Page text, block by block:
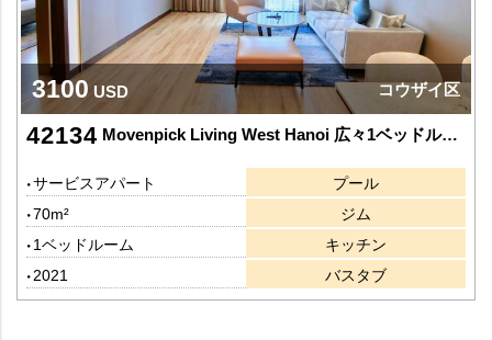
3100 USD コウザイ区
42134 Movenpick Living West Hanoi 広々1ベッドルーム
サービスアパート
70m²
1ベッドルーム
2021
プール
ジム
キッチン
バスタブ